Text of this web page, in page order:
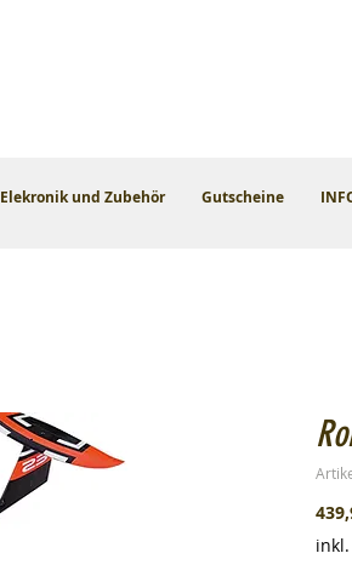
Elekronik und Zubehör Gutscheine